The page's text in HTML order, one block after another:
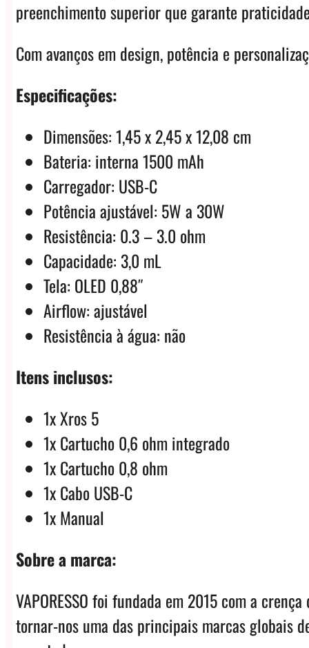
preenchimento superior que garante
Com avanços em design, potência e
Especificações:
Dimensões: 1,45 x 2,45 x 12,08 cm
Bateria: interna 1500 mAh
Carregador: USB-C
Potência ajustável: 5W a 30W
Resistência: 0.3 – 3.0 ohm
Capacidade: 3,0 mL
Tela: OLED 0,88″
Airflow: ajustável
Resistência à água: não
Itens inclusos:
1x Xros 5
1x Cartucho 0,6 ohm integrado
1x Cartucho 0,8 ohm
1x Cabo USB-C
1x Manual
Sobre a marca:
VAPORESSO foi fundada em 2015 com a
tornar-nos uma das principais marcas globais